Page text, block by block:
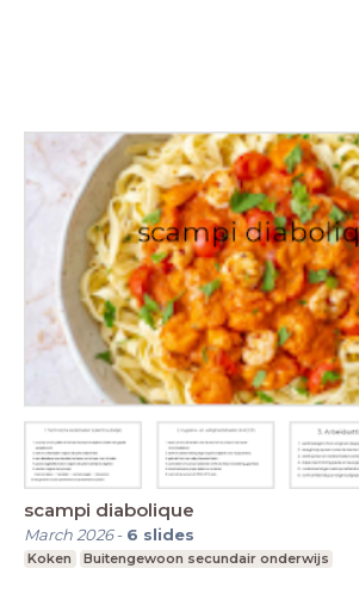
scampi diabolique
March 2026- 6 slides
Koken Buitengewoon secundair onderwijs